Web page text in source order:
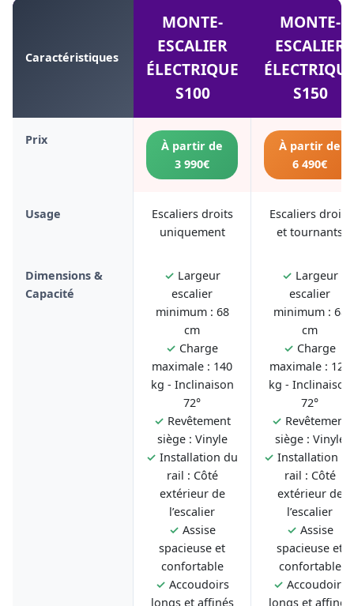
Caractéristiques
MONTE-
ESCALIER
ÉLECTRIQUE
S100
MONTE-
ESCALIER
S150
Prix
À partir de
3 990€
À partir de
6 490€
Usage
Escaliers droits
uniquement
Escaliers droits
et tournants
Dimensions &
Capacité
✓ Largeur
escalier
minimum : 68
cm
✓ Charge
maximale : 140
kg - Inclinaison
72°
✓ Revêtement
siège : Vinyle
✓ Installation du
rail : Côté
extérieur de
l’escalier
✓ Assise
spacieuse et
confortable
✓ Accoudoirs
longs et affinés
✓ Largeur
escalier
minimum : 68
cm
✓ Charge
maximale : 125
kg - Inclinaison
72°
✓ Revêtement
siège : Vinyle
✓ Installation
rail : Côté
extérieur de
l’escalier
✓ Assise
spacieuse et
confortable
✓ Accoudoirs
longs et affinés